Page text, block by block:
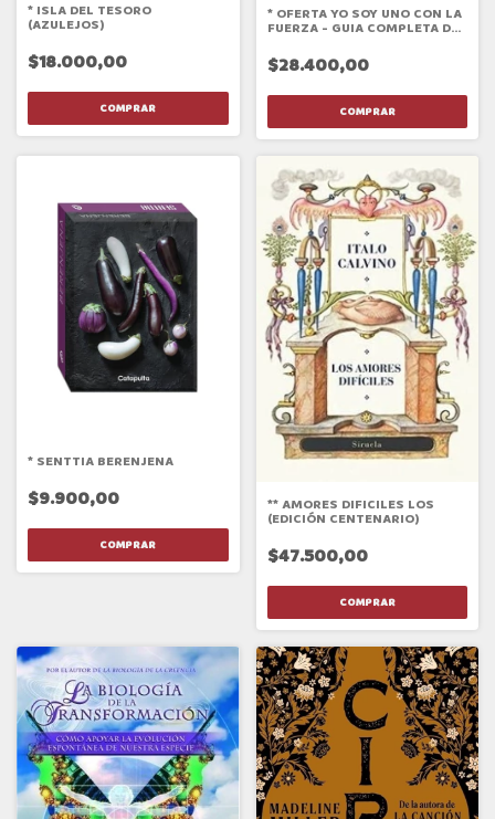
* ISLA DEL TESORO
(AZULEJOS)
$18.000,00
* OFERTA YO SOY UNO CON LA
FUERZA - GUIA COMPLETA DEL
EPISODO II
$28.400,00
* SENTTIA BERENJENA
$9.900,00 ** AMORES DIFICILES LOS
(EDICIÓN CENTENARIO)
$47.500,00